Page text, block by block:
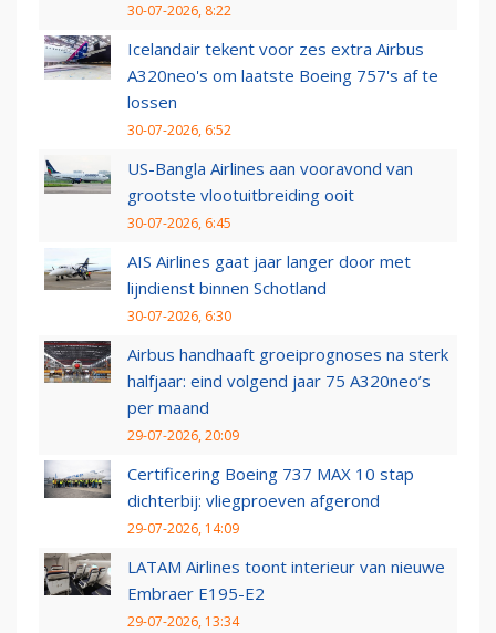
30-07-2026, 8:22
Icelandair tekent voor zes extra Airbus
A320neo's om laatste Boeing 757's af te
lossen
30-07-2026, 6:52
US-Bangla Airlines aan vooravond van
grootste vlootuitbreiding ooit
30-07-2026, 6:45
AIS Airlines gaat jaar langer door met
lijndienst binnen Schotland
30-07-2026, 6:30
Airbus handhaaft groeiprognoses na sterk
halfjaar: eind volgend jaar 75 A320neo’s
per maand
29-07-2026, 20:09
Certificering Boeing 737 MAX 10 stap
dichterbij: vliegproeven afgerond
29-07-2026, 14:09
LATAM Airlines toont interieur van nieuwe
Embraer E195-E2
29-07-2026, 13:34